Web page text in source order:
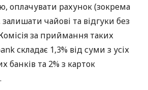
оплачувати рахунок (зокрема
чайові та відгуки без
за приймання таких
складає 1,3% від суми з усіх
банків та 2% з карток